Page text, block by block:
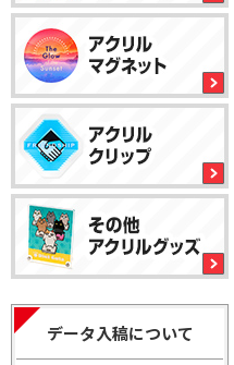
データ入稿について